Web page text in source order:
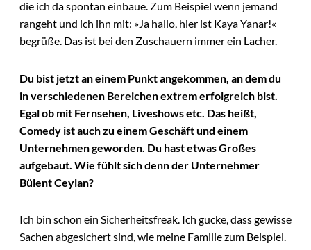
die ich da spontan einbaue. Zum Beispiel wenn jemand
rangeht und ich ihn mit: »Ja hallo, hier ist Kaya Yanar!«
begrüße. Das ist bei den Zuschauern immer ein Lacher.
Du bist jetzt an einem Punkt angekommen, an dem du
in verschiedenen Bereichen extrem erfolgreich bist.
Egal ob mit Fernsehen, Liveshows etc. Das heißt,
Comedy ist auch zu einem Geschäft und einem
Unternehmen geworden. Du hast etwas Großes
aufgebaut. Wie fühlt sich denn der Unternehmer
Bülent Ceylan?
Ich bin schon ein Sicherheitsfreak. Ich gucke, dass gewisse
Sachen abgesichert sind, wie meine Familie zum Beispiel.